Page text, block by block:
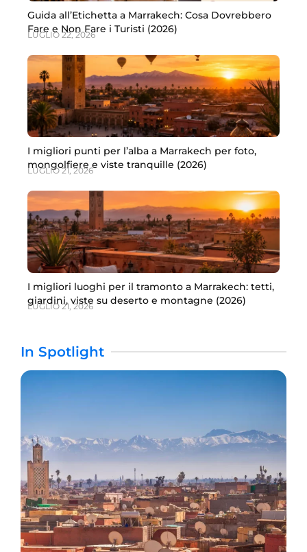
Guida all’Etichetta a Marrakech: Cosa Dovrebbero
Fare e Non Fare i Turisti (2026)
LUGLIO 22, 2026
I migliori punti per l’alba a Marrakech per foto,
mongolfiere e viste tranquille (2026)
LUGLIO 21, 2026
I migliori luoghi per il tramonto a Marrakech: tetti,
giardini, viste su deserto e montagne (2026)
LUGLIO 21, 2026
In Spotlight